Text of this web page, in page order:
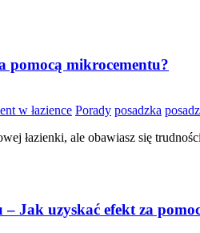
pomocą mikrocementu?
w łazience Porady posadzka
łazienki, ale obawiasz się
Jak uzyskać efekt za